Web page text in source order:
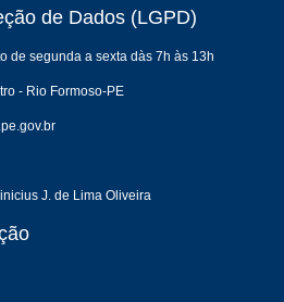
de Dados (LGPD)
de segunda a sexta dàs 7h às 13h
- Rio Formoso-PE
J. de Lima Oliveira